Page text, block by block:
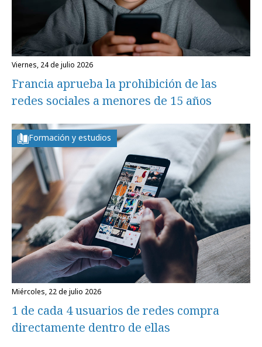
viernes, 24 de julio 2026
Francia aprueba la prohibición de las
redes sociales a menores de 15 años
Formación y estudios
miércoles, 22 de julio 2026
1 de cada 4 usuarios de redes compra
directamente dentro de ellas